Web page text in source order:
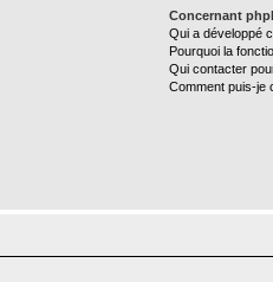
Concernant
Qui a développé
Pourquoi la
Qui contacter
Comment puis-je